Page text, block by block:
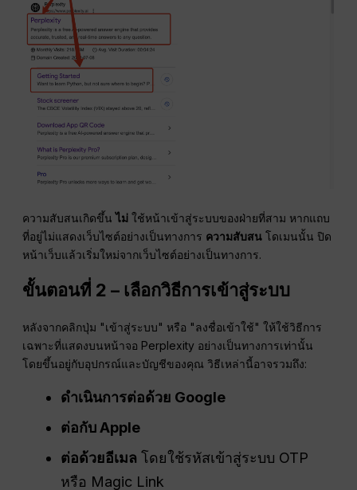
ความสับสนเกิดขึ้นไม่ ใช้หน้าเข้าสู่ระบบของฝ่ายที่สาม หากแถบ
ที่อยู่ไม่แสดงเว็บไซต์อย่างเป็นทางการ ความสับสน โดเมนนั้น ปิด
หน้าเว็บแล้วเริ่มใหม่จากเว็บไซต์อย่างเป็นทางการ.
ขั้นตอนที่ 2 – เลือกวิธีการเข้าสู่ระบบ
หลังจากคลิกปุ่ม "เข้าสู่ระบบ" หรือ "ลงชื่อเข้าใช้" ให้ใช้วิธีการ
เฉพาะที่แสดงบนหน้าจอ Perplexity อย่างเป็นทางการเท่านั้น
โดยขึ้นอยู่กับอุปกรณ์และบัญชีของคุณ วิธีเหล่านี้อาจรวมถึง:
ดำเนินการต่อด้วย Google
ต่อกับ Apple
ต่อด้วยอีเมล โดยใช้รหัสเข้าสู่ระบบ OTP
หรือ Magic Link